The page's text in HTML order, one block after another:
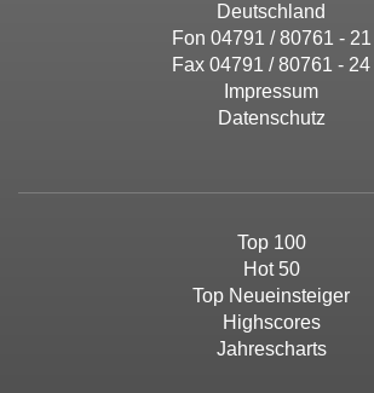
Deutschland
Fon 04791 / 80761 - 21
Fax 04791 / 80761 - 24
Impressum
Datenschutz
Top 100
Hot 50
Top Neueinsteiger
Highscores
Jahrescharts